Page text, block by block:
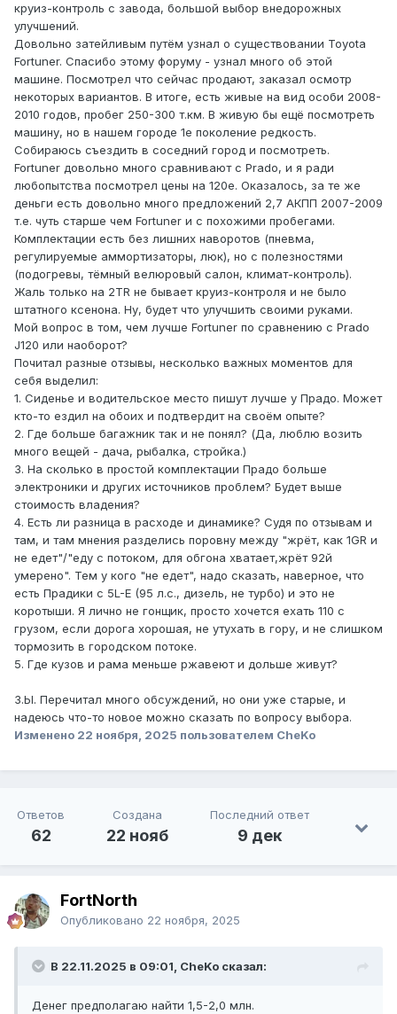
круиз-контроль с завода, большой выбор внедорожных
улучшений.
Довольно затейливым путём узнал о существовании Toyota
Fortuner. Спасибо этому форуму - узнал много об этой
машине. Посмотрел что сейчас продают, заказал осмотр
некоторых вариантов. В итоге, есть живые на вид особи 2008-
2010 годов, пробег 250-300 т.км. В живую бы ещё посмотреть
машину, но в нашем городе 1е поколение редкость.
Собираюсь съездить в соседний город и посмотреть.
Fortuner довольно много сравнивают с Prado, и я ради
любопытства посмотрел цены на 120е. Оказалось, за те же
деньги есть довольно много предложений 2,7 АКПП 2007-2009
т.е. чуть старше чем Fortuner и с похожими пробегами.
Комплектации есть без лишних наворотов (пневма,
регулируемые аммортизаторы, люк), но с полезностями
(подогревы, тёмный велюровый салон, климат-контроль).
Жаль только на 2TR не бывает круиз-контроля и не было
штатного ксенона. Ну, будет что улучшить своими руками.
Мой вопрос в том, чем лучше Fortuner по сравнению с Prado
J120 или наоборот?
Почитал разные отзывы, несколько важных моментов для
себя выделил:
1. Сиденье и водительское место пишут лучше у Прадо. Может
кто-то ездил на обоих и подтвердит на своём опыте?
2. Где больше багажник так и не понял? (Да, люблю возить
много вещей - дача, рыбалка, стройка.)
3. На сколько в простой комплектации Прадо больше
электроники и других источников проблем? Будет выше
стоимость владения?
4. Есть ли разница в расходе и динамике? Судя по отзывам и
там, и там мнения разделись поровну между "жрёт, как 1GR и
не едет"/"еду с потоком, для обгона хватает,жрёт 92й
умерено". Тем у кого "не едет", надо сказать, наверное, что
есть Прадики с 5L-E (95 л.с., дизель, не турбо) и это не
коротыши. Я лично не гонщик, просто хочется ехать 110 с
грузом, если дорога хорошая, не утухать в гору, и не слишком
тормозить в городском потоке.
5. Где кузов и рама меньше ржавеют и дольше живут?
З.Ы. Перечитал много обсуждений, но они уже старые, и
надеюсь что-то новое можно сказать по вопросу выбора.
Изменено 22 ноября, 2025 пользователем CheKo
Ответов
62
Создана
22 нояб
Последний ответ
9 дек
FоrtNorth
Опубликовано 22 ноября, 2025
В 22.11.2025 в 09:01, CheKo сказал:
Денег предполагаю найти 1,5-2,0 млн.